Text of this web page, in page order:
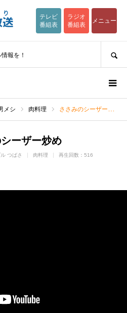
テレビ
番組表
ラジオ
番組表
メニュー
報を！
メシ 肉料理 ささみのシーザー炒め
ーザー炒め
つばさ 肉料理 再生回数：516